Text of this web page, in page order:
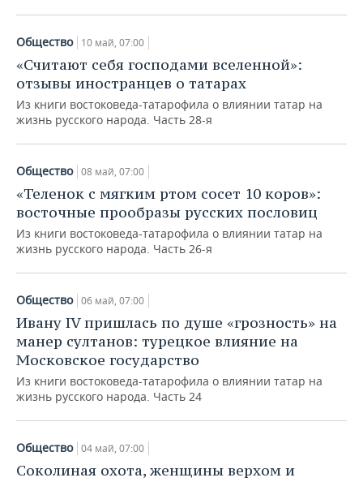
Общество 10 май, 07:00
«Считают себя господами вселенной»:
отзывы иностранцев о татарах
Из книги востоковеда-татарофила о влиянии татар на
жизнь русского народа. Часть 28-я
Общество 08 май, 07:00
«Теленок с мягким ртом сосет 10 коров»:
восточные прообразы русских пословиц
Из книги востоковеда-татарофила о влиянии татар на
жизнь русского народа. Часть 26-я
Общество 06 май, 07:00
Ивану IV пришлась по душе «грозность» на
манер султанов: турецкое влияние на
Московское государство
Из книги востоковеда-татарофила о влиянии татар на
жизнь русского народа. Часть 24
Общество 04 май, 07:00
Соколиная охота, женщины верхом и